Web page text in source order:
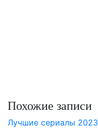
Похожие записи
Лучшие сериалы 2023